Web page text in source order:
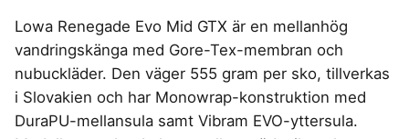
HUSHÅLLSAPPARATER
Robotdammsugare
Skaftdammsugare
Steamer
KÖK
Airfryer
Brödrost
Kockkniv
GAMING
Gaming Dator
Gaming Headset
Gaming hörlursställ
Gaming Laptop
Trådlösa Gaming Hörlurar
VR Headset
FÖRSÄKRINGAR
Hundförsäkring
Kattförsäkring
MEDIA & TELEKOM
Rödljusterapi
Skäggtrimmer
Toriska linser
ACCESSOARER
Solglasögon
5-manna tält
6-manna tält
Abborrespö
Familjetält
Jaktkängor
Pop-up tält
Taktält
Tält
Tält budget
Vandringsbyxor
Vandringsskor
dam
Cykelhjälm barn
GPS Klocka barn
UTELEK & AKTIVITETER
Berg studsmatta
Laddbox
Sommardäck
Konsumentvägledning
Lowa Renegade Evo Mid GTX är en mellanhög
vandringskänga med Gore-Tex-membran och
nubuckläder. Den väger 555 gram per sko, tillverkas
i Slovakien och har Monowrap-konstruktion med
DuraPU-mellansula samt Vibram EVO-yttersula.